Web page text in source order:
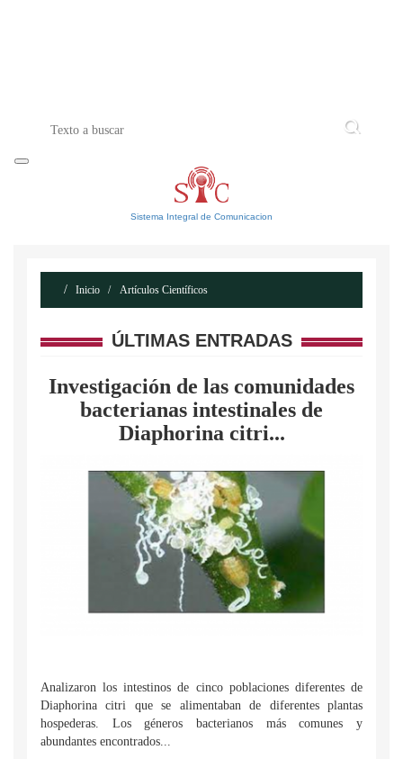
Sistema Integral de Comunicacion
Inicio Artículos Científicos
ÚLTIMAS ENTRADAS
Investigación de las comunidades
bacterianas intestinales de
Diaphorina citri...
Analizaron los intestinos de cinco poblaciones diferentes de
Diaphorina citri que se alimentaban de diferentes plantas
hospederas. Los géneros bacterianos más comunes y
abundantes encontrados...